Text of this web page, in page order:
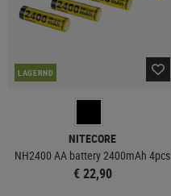
LAGERND
NITECORE
NH2400 AA battery 2400mAh 4pcs
€ 22,90